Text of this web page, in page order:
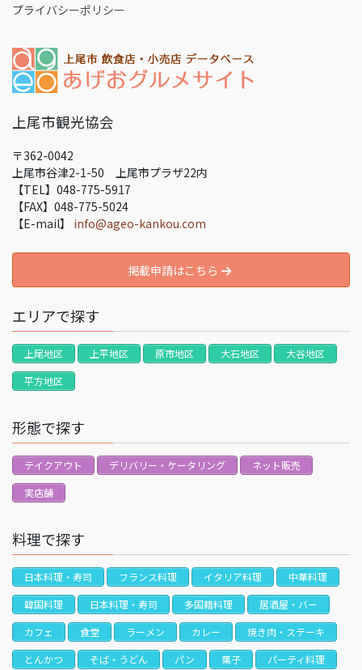
プライバシーポリシー
上尾市観光協会
〒362-0042
上尾市谷津2-1-50 上尾市プラザ22内
【TEL】048-775-5917
【FAX】048-775-5024
【E-mail】 info@ageo-kankou.com
掲載申請はこちら
エリアで探す
上尾地区 上平地区 原市地区 大石地区
大谷地区
平方地区
形態で探す
テイクアウト デリバリー・ケータリング
ネット販売
実店舗
料理で探す
日本料理・寿司 フランス料理 イタリア料理
中華料理
韓国料理
日本料理・寿司 多国籍料理
居酒屋・バー
カフェ
食堂 ラーメン カレー
焼き肉・ステーキ
とんかつ
そば・うどん パン 菓子 パーティ料理